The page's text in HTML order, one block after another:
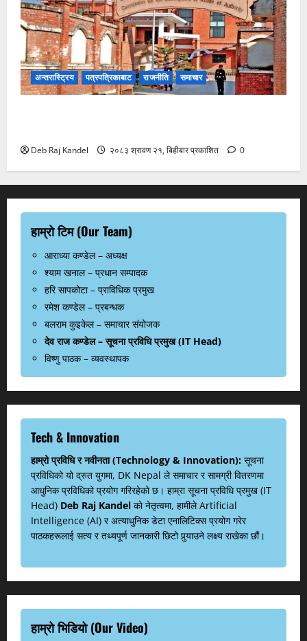
अन्तरास्ट्रिय पत्रपत्रिकाबाट राजनीति समाचार
Deb Raj Kandel २०८३ श्रावण २१, बिहीबार प्रकाशित 0
हाम्रो टिम (Our Team)
आराध्या कण्डेल – अध्यक्ष
श्याम खनाल – प्रधान सम्पादक
हरि सापकोटा – प्राविधिक प्रमुख
रमेश कण्डेल – प्रबन्धक
बलराम कुइकेल – समाचार संयोजक
देव राज कण्डेल – सूचना प्रविधि प्रमुख (IT Head)
विष्णु पाठक – व्यवस्थापक
Tech & Innovation
हाम्रो प्रविधि र नवीनता (Technology & Innovation): सूचना
प्रविधिको यो द्रुत युगमा, DK Nepal ले समाचार र सामग्री वितरणमा
आधुनिक प्रविधिको प्रयोग गरिरहेको छ। हाम्रा सूचना प्रविधि प्रमुख (IT
Head) Deb Raj Kandel को नेतृत्वमा, हामीले Artificial
Intelligence (AI) र अत्याधुनिक डेटा एनालिटिक्स प्रयोग गरेर
पाठकहरूलाई सत्य र तथ्यपूर्ण जानकारी छिटो पुर्‍याउने लक्ष्य राखेका छौं।
हाम्रो भिडियो (Our Video)